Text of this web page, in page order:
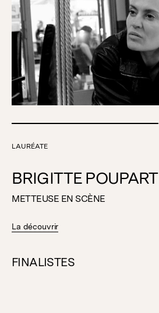
LAURÉATE
BRIGITTE POUPART
METTEUSE EN SCÈNE
La découvrir
FINALISTES